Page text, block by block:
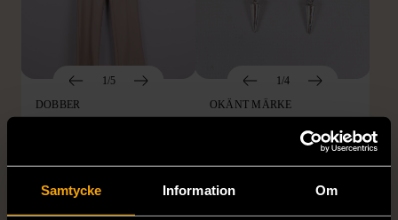
Samtycke Information Om
1/5
DOBBER
läderimitation
S (34-36)
1/4
OKÄNT MÄRKE
med spikberlocker
Mycket gott skick